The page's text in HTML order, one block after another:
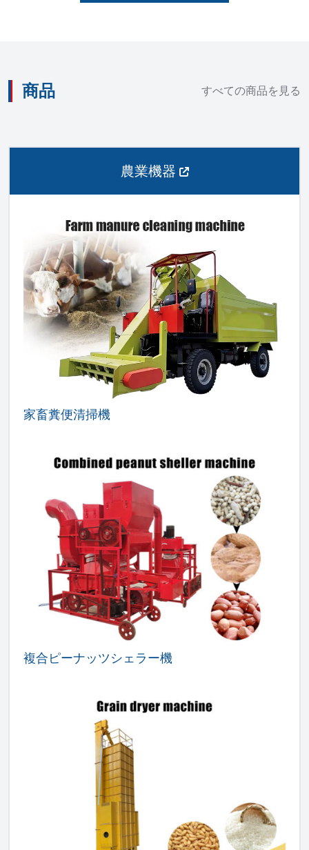
商品 すべての商品を見る
農業機器
家畜糞便清掃機
複合ピーナッツシェラー機